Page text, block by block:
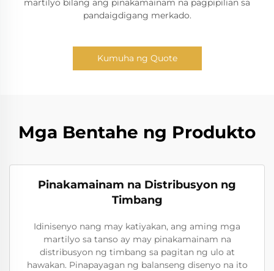
martilyo bilang ang pinakamainam na pagpipilian sa
pandaigdigang merkado.
Kumuha ng Quote
Mga Bentahe ng Produkto
Pinakamainam na Distribusyon ng
Timbang
Idinisenyo nang may katiyakan, ang aming mga
martilyo sa tanso ay may pinakamainam na
distribusyon ng timbang sa pagitan ng ulo at
hawakan. Pinapayagan ng balanseng disenyo na ito